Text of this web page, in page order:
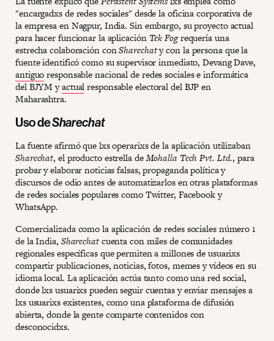
"encargadxs de redes sociales" desde la oficina corporativa de
la empresa en Nagpur, India. Sin embargo, su proyecto actual
para hacer funcionar la aplicación Tek Fogrequería una
estrecha colaboración conSharechaty con la persona que la
fuente identificó como su supervisor inmediato, Devang Dave,
antiguoresponsable nacional de redes sociales e informática
del BJYM yactualresponsable electoral del BJP en
Maharashtra.
Uso deSharechat
La fuente afirmó que lxs operarixs de la aplicación utilizaban
Sharechat, el producto estrella deMohalla Tech Pvt. Ltd., para
probar y elaborar noticias falsas, propaganda política y
discursos de odio antes de automatizarlos en otras plataformas
de redes sociales populares como Twitter, Facebook y
WhatsApp.
Comercializada como la aplicación de redes sociales número 1
de la India, Sharechatcuenta con miles de comunidades
regionales específicas que permiten a millones de usuarixs
compartir publicaciones, noticias, fotos, memes y vídeos en su
idioma local. La aplicación actúa tanto como una red social,
donde lxs usuarixs pueden seguir cuentas y enviar mensajes a
lxs usuarixs existentes, como una plataforma de difusión
abierta, donde la gente comparte contenidos con
desconocidxs.